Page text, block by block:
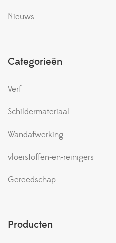
Nieuws
Categorieën
Verf
Schildermateriaal
Wandafwerking
vloeistoffen-en-reinigers
Gereedschap
Producten